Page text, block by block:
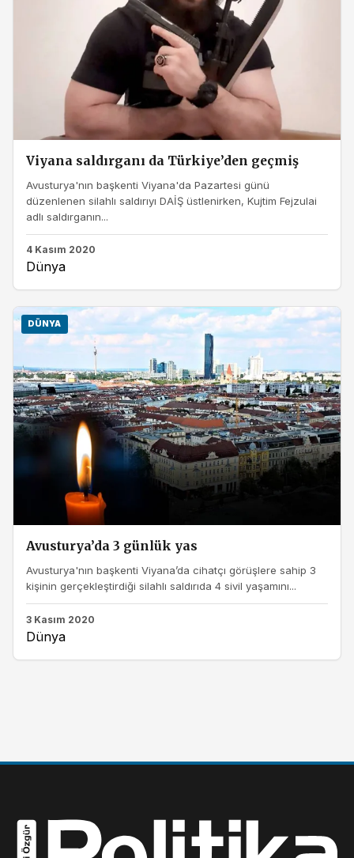
Viyana saldırganı da Türkiye’den geçmiş
Avusturya'nın başkenti Viyana'da Pazartesi günü
düzenlenen silahlı saldırıyı DAİŞ üstlenirken, Kujtim Fejzulai
adlı saldırganın...
4 Kasım 2020
Dünya
DÜNYA
Avusturya’da 3 günlük yas
Avusturya'nın başkenti Viyana’da cihatçı görüşlere sahip 3
kişinin gerçekleştirdiği silahlı saldırıda 4 sivil yaşamını...
3 Kasım 2020
Dünya